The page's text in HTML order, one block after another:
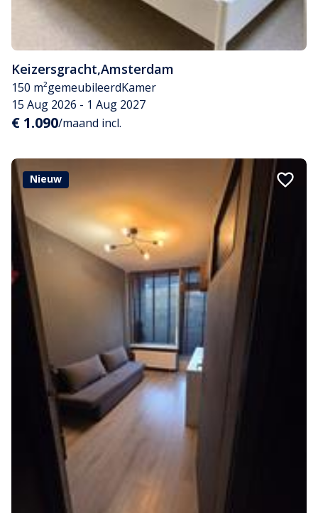
Keizersgracht,Amsterdam
150 m²gemeubileerdKamer
15 Aug 2026 - 1 Aug 2027
€ 1.090/maand incl.
Nieuw